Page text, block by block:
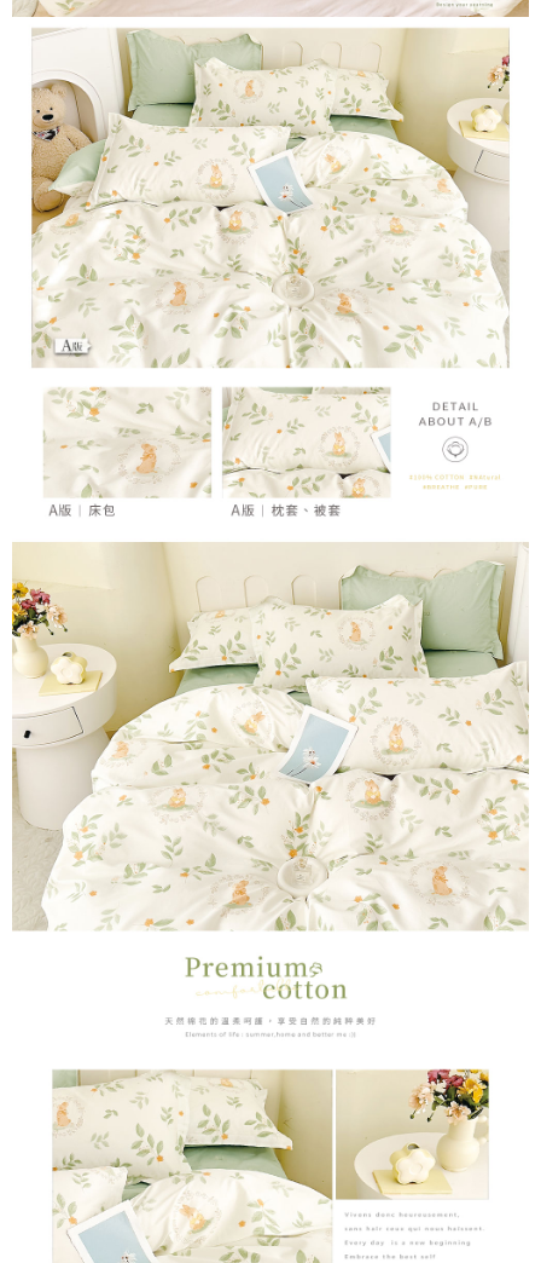
【注意事項】
１．透過由恩沛科技股份有限公司提供之「AFTEE先享後付」服務完成之交
易，需依本服務之必要範圍內提供個人資料，並將交易相關給付款項請求債
權轉讓予恩沛科技股份有限公司。
２．關於個人資料處理事宜，請瀏覽以下網址：
https://aftee.tw/terms/#terms3
３．未成年的使用者請事先徵得法定代理人或監護人之同意方可使用
「AFTEE先享後付」，若未經同意申辦者引起之損失，本公司不負相關責
任。
４．使用「AFTEE先享後付」時，將依據個別帳號之用戶狀況，依本公司即
時審查核予不同之上限額度；若仍有額度不足之情形，本公司將視審查結果
請求用戶進行身份認證。
５．嚴禁一人註冊多個帳號或使用他人資訊註冊。若發現惡意使用之情形，
恩沛科技股份有限公司將有權停止該用戶之使用額度並採取法律行動。
付款後7-11取貨
每筆NT$60，滿NT$999(含以上)免運費
新竹貨運
每筆NT$80，滿NT$999(含以上)免運費